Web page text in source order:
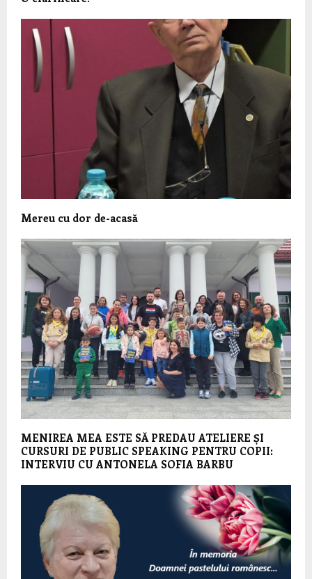
Mereu cu dor de-acasă
MENIREA MEA ESTE SĂ PREDAU ATELIERE ȘI
CURSURI DE PUBLIC SPEAKING PENTRU COPII:
INTERVIU CU ANTONELA SOFIA BARBU